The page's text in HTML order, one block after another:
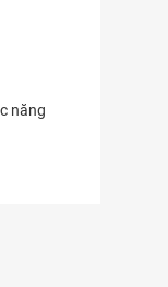
năng